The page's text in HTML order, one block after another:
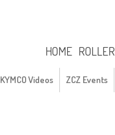
HOME ROLLER
KYMCO Videos ZCZ Events